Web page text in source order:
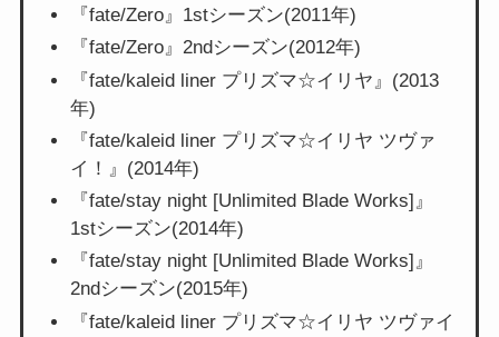
『fate/Zero』1stシーズン(2011年)
『fate/Zero』2ndシーズン(2012年)
『fate/kaleid liner プリズマ☆イリヤ』(2013
年)
『fate/kaleid liner プリズマ☆イリヤ ツヴァ
イ！』(2014年)
『fate/stay night [Unlimited Blade Works]』
1stシーズン(2014年)
『fate/stay night [Unlimited Blade Works]』
2ndシーズン(2015年)
『fate/kaleid liner プリズマ☆イリヤ ツヴァイ